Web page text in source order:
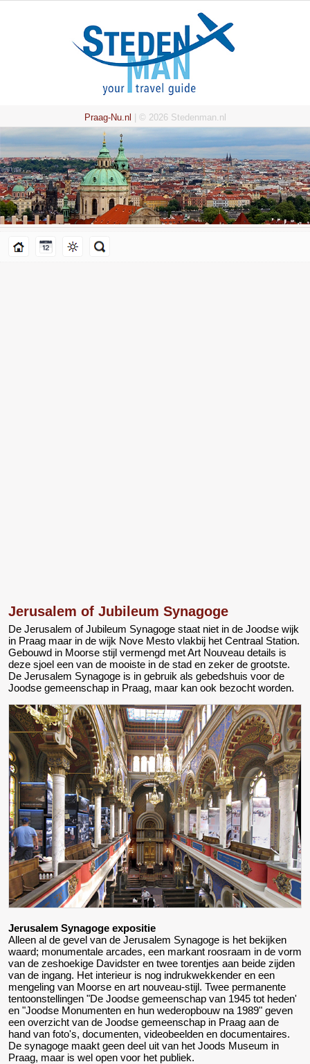
Praag-Nu.nl | © 2026 Stedenman.nl
Jerusalem of Jubileum Synagoge
De Jerusalem of Jubileum Synagoge staat niet in de Joodse wijk
in Praag maar in de wijk Nove Mesto vlakbij het Centraal Station.
Gebouwd in Moorse stijl vermengd met Art Nouveau details is
deze sjoel een van de mooiste in de stad en zeker de grootste.
De Jerusalem Synagoge is in gebruik als gebedshuis voor de
Joodse gemeenschap in Praag, maar kan ook bezocht worden.
Jerusalem Synagoge expositie
Alleen al de gevel van de Jerusalem Synagoge is het bekijken
waard; monumentale arcades, een markant roosraam in de vorm
van de zeshoekige Davidster en twee torentjes aan beide zijden
van de ingang. Het interieur is nog indrukwekkender en een
mengeling van Moorse en art nouveau-stijl. Twee permanente
tentoonstellingen "De Joodse gemeenschap van 1945 tot heden'
en "Joodse Monumenten en hun wederopbouw na 1989" geven
een overzicht van de Joodse gemeenschap in Praag aan de
hand van foto's, documenten, videobeelden en documentaires.
De synagoge maakt geen deel uit van het Joods Museum in
Praag, maar is wel open voor het publiek.